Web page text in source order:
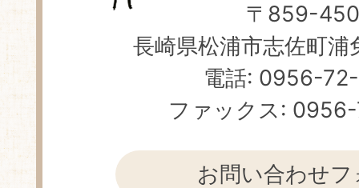
〒859-
長崎県松浦市志佐町浦
電話: 0956-
ファックス:
お問い合わせフ